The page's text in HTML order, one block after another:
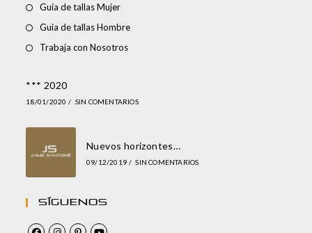
Guía de tallas Mujer
Guía de tallas Hombre
Trabaja con Nosotros
*** 2020
18/01/2020 / SIN COMENTARIOS
Nuevos horizontes…
09/12/2019 / SIN COMENTARIOS
Síguenos